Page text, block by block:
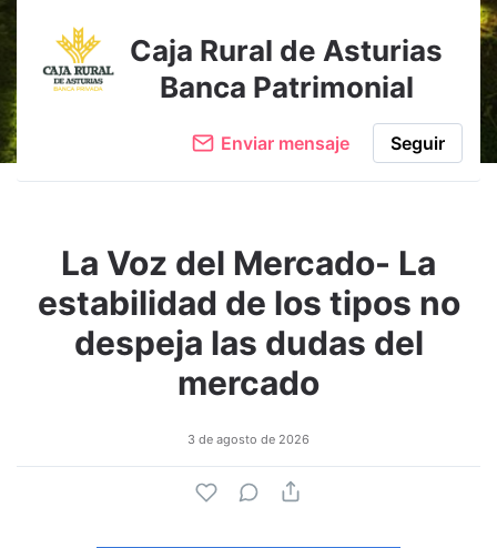
Caja Rural de Asturias
Banca Patrimonial
Enviar mensaje Seguir
La Voz del Mercado- La
estabilidad de los tipos no
despeja las dudas del
mercado
3 de agosto de 2026